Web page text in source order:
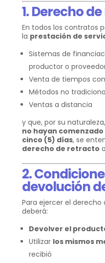
1. Derecho
En todos los contratos
la prestación de
Sistemas de
productor o
Venta de tiempos
Métodos no
Ventas a distancia
y que, por su naturaleza,
no hayan
cinco (5) días, se
derecho de retracto
2.
devolución
Para ejercer el
deberá:
Devolver el
Utilizar los mismos
recibió